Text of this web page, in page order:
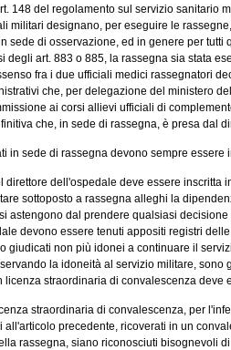
del regolamento sul servizio sanitario
designano, per eseguire le
di osservazione, ed in genere per tutti
art. 883 o 885, la rassegna sia stata
fra i due ufficiali medici rassegnatori
che, per delegazione del ministero
ai corsi allievi ufficiali di
che, in sede di rassegna, è presa dal
sede di rassegna devono sempre essere
dell'ospedale deve essere inscritta
sottoposto a rassegna alleghi la
dal prendere qualsiasi decisione
devono essere tenuti appositi registri
non più idonei a continuare il
la idoneità al servizio militare, sono
straordinaria di convalescenza deve
straordinaria di convalescenza, per
precedente, ricoverati in un
rassegna, siano riconosciuti bisognevoli